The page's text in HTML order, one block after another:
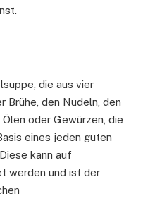
die aus vier
Brühe, den Nudeln, den
oder Gewürzen, die
eines jeden guten
kann auf
werden und ist der